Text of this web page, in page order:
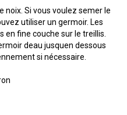
noix. Si vous voulez semer le
utiliser un germoir. Les
fine couche sur le treillis.
deau jusquen dessous
si nécessaire.